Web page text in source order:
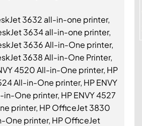
3632 all-in-one printer,
3634 all-in-one printer,
3636 All-in-One printer,
3638 All-in-One Printer,
4520 All-in-One printer, HP
All-in-One printer, HP ENVY
One printer, HP ENVY 4527
printer, HP OfficeJet 3830
One printer, HP OfficeJet